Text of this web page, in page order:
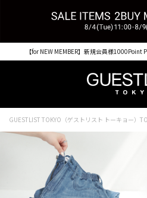
【for NEW MEMBER】新規会員様
GUESTLIST TOKYO（ゲストリスト トーキョー）